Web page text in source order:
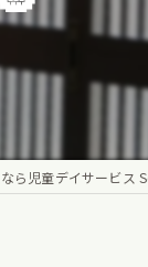
療育
ら児童デイサービス